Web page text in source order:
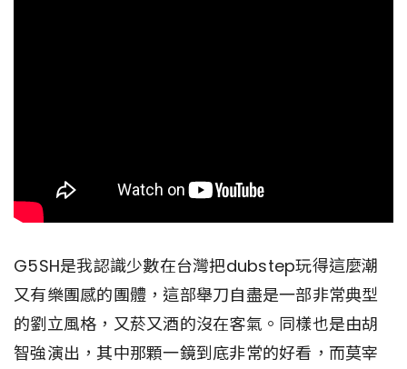
G5SH是我認識少數在台灣把dubstep玩得這麼潮
又有樂團感的團體，這部舉刀自盡是一部非常典型
的劉立風格，又菸又酒的沒在客氣。同樣也是由胡
智強演出，其中那顆一鏡到底非常的好看，而莫宰